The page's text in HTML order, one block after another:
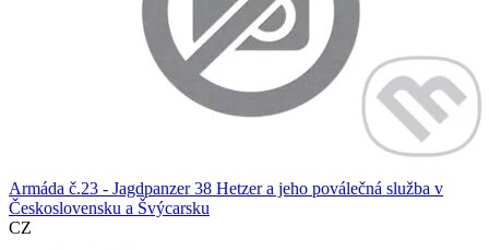
Armáda č.23 - Jagdpanzer 38 Hetzer a jeho poválečná služba v
Československu a Švýcarsku
CZ